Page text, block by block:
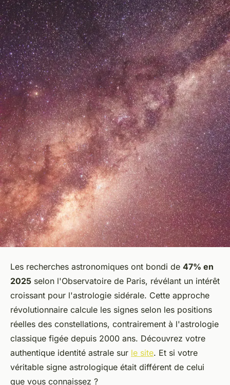
Les recherches astronomiques ont bondi de 47% en
2025 selon l'Observatoire de Paris, révélant un intérêt
croissant pour l'astrologie sidérale. Cette approche
révolutionnaire calcule les signes selon les positions
réelles des constellations, contrairement à l'astrologie
classique figée depuis 2000 ans. Découvrez votre
authentique identité astrale sur le site. Et si votre
véritable signe astrologique était différent de celui
que vous connaissez ?